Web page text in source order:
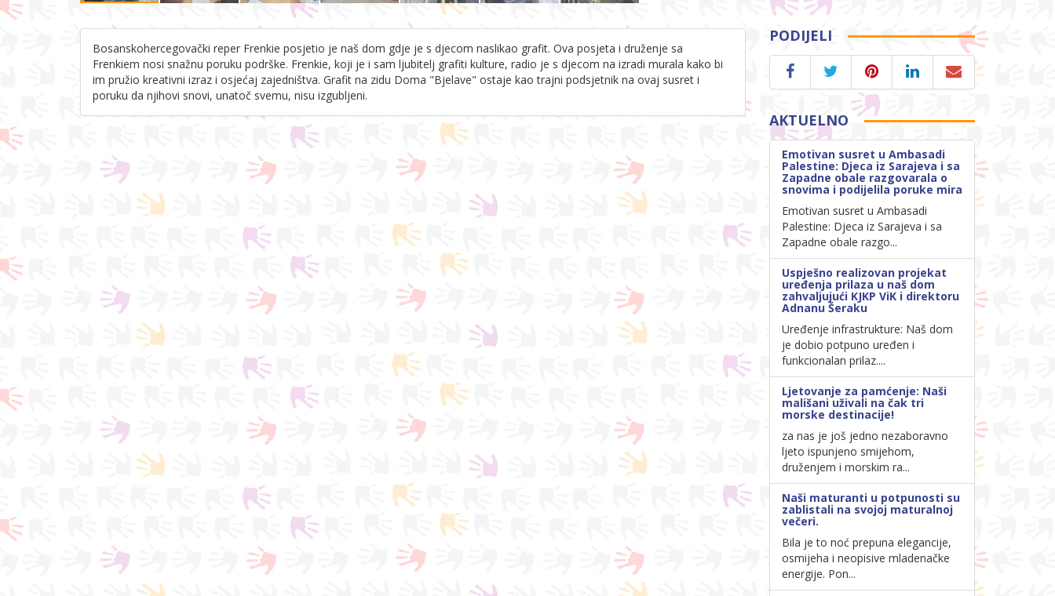
Bosanskohercegovački reper Frenkie posjetio je naš dom gdje je s djecom naslikao grafit. Ova posjeta i druženje sa
Frenkiem nosi snažnu poruku podrške. Frenkie, koji je i sam ljubitelj grafiti kulture, radio je s djecom na izradi murala kako bi
im pružio kreativni izraz i osjećaj zajedništva. Grafit na zidu Doma "Bjelave" ostaje kao trajni podsjetnik na ovaj susret i
poruku da njihovi snovi, unatoč svemu, nisu izgubljeni.
PODIJELI
AKTUELNO
Emotivan susret u Ambasadi
Palestine: Djeca iz Sarajeva i sa
Zapadne obale razgovarala o
snovima i podijelila poruke mira
Emotivan susret u Ambasadi
Palestine: Djeca iz Sarajeva i sa
Zapadne obale razgo...
Uspješno realizovan projekat
uređenja prilaza u naš dom
zahvaljujući KJKP ViK i direktoru
Adnanu Šeraku
Uređenje infrastrukture: Naš dom
je dobio potpuno uređen i
funkcionalan prilaz....
Ljetovanje za pamćenje: Naši
mališani uživali na čak tri
morske destinacije!
za nas je još jedno nezaboravno
ljeto ispunjeno smijehom,
druženjem i morskim ra...
Naši maturanti u potpunosti su
zablistali na svojoj maturalnoj
večeri.
Bila je to noć prepuna elegancije,
osmijeha i neopisive mladenačke
energije. Pon...